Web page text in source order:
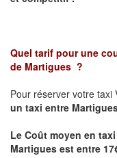
Quel tarif pour une
de Martigues ?
Pour réserver votre taxi
un taxi entre
Le Coût moyen en
Martigues est entre